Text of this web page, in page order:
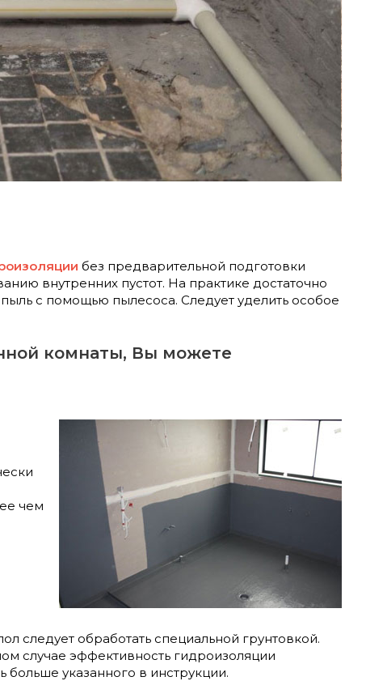
без предварительной подготовки
внутренних пустот. На практике достаточно
с помощью пылесоса. Следует уделить особое
комнаты, Вы можете
чем
следует обработать специальной грунтовкой.
случае эффективность гидроизоляции
указанного в инструкции.